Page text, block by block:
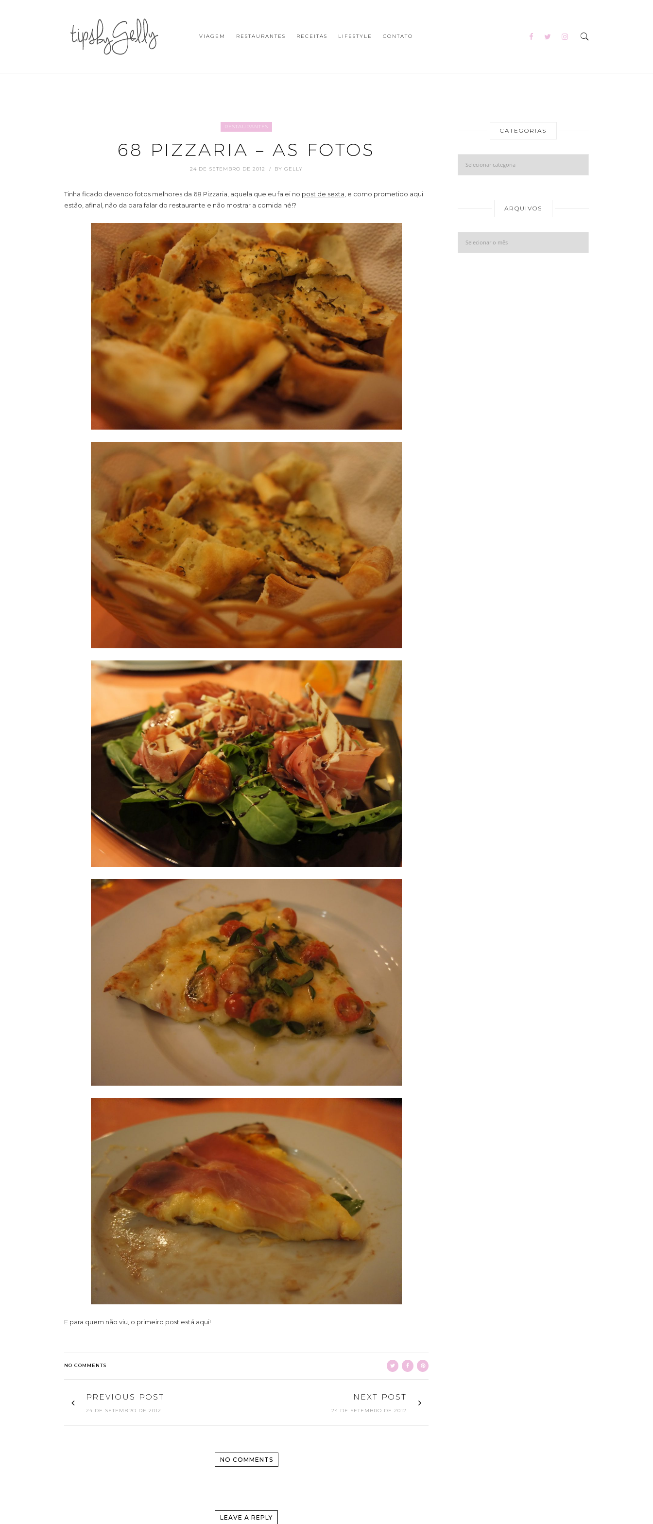
VIAGEM RESTAURANTES RECEITAS LIFESTYLE CONTATO
RESTAURANTES
68 PIZZARIA – AS FOTOS
24 DE SETEMBRO DE 2012 BY GELLY
Tinha ficado devendo fotos melhores da 68 Pizzaria, aquela que eu falei no post de sexta , e como prometido aqui
estão, afinal, não da para falar do restaurante e não mostrar a comida né!?
E para quem não viu, o primeiro post está aqui!
NO COMMENTS
PREVIOUS POST
24 DE SETEMBRO DE 2012
NEXT POST
24 DE SETEMBRO DE 2012
NO COMMENTS
LEAVE A REPLY
CATEGORIAS
Categorias
ARQUIVOS